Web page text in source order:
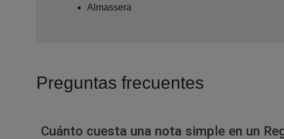
Almassera
Preguntas frecuentes
Cuánto cuesta una nota simple en un